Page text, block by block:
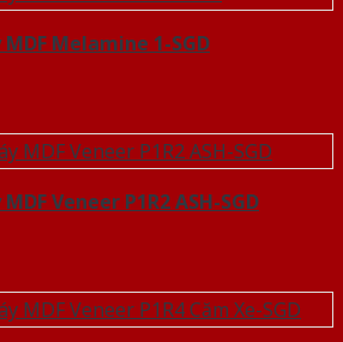
Melamine 1-SGD
Veneer P1R2 ASH-SGD